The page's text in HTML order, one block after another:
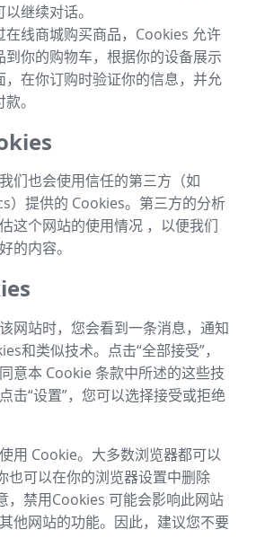
继续对话。
在线商城购买商品，Cookies 允许
到你的购物车，根据你的设备展示
，在你订购时验证你的信息，并允
。
们也会使用信任的第三方（如
）提供的 Cookies。第三方的分析
这个网站的使用情况 ，以便我们
的内容。
网站时，您会看到一条消息，通知
和类似技术。点击“全部接受”，
意本 Cookie 条款中所述的这些技
击“设置”，您可以选择接受或拒绝
用 Cookie。大多数浏览器都可以
也可以在你的浏览器设置中删除
，禁用Cookies 可能会影响此网站
他网站的功能。因此，建议您不要